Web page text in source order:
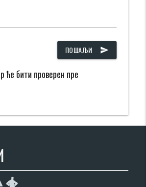
ПОШАЉИ send
ће бити проверен пре